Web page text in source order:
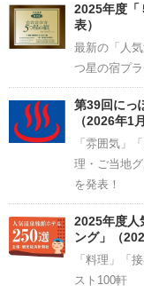
2025年度「
表）
最新の「人
つ星の宿プ
第39回にっ
（2026年1
「雰囲気」
理・ご当地
を発表！
2025年度人
ング」（
「料理」「
スト100軒